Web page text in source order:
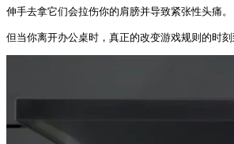
伸手去拿它们会拉伤你的肩膀并导致紧张性头痛。
但当你离开办公桌时，真正的改变游戏规则的时